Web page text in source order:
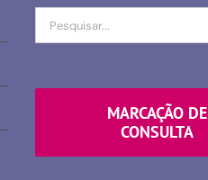
Procurar
por
MARCAÇÃO DE
CONSULTA